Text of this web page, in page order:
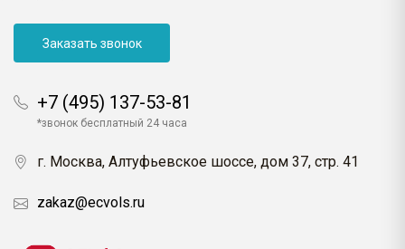
Заказать звонок
+7 (495) 137-53-81
*звонок бесплатный 24 часа
г. Москва, Алтуфьевское шоссе, дом 37, стр. 41
zakaz@ecvols.ru